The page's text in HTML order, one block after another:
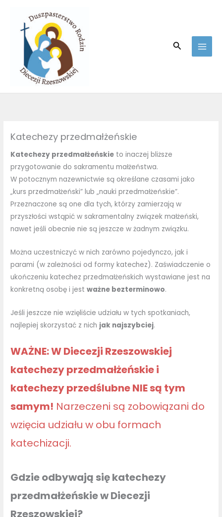
content
Search
Katechezy przedmałżeńskie
Katechezy przedmałżeńskie to inaczej bliższe
przygotowanie do sakramentu małżeństwa.
W potocznym nazewnictwie są określane czasami jako
„kurs przedmałżeński” lub „nauki przedmałżeńskie”.
Przeznaczone są one dla tych, którzy zamierzają w
przyszłości wstąpić w sakramentalny związek małżeński,
nawet jeśli obecnie nie są jeszcze w żadnym związku.
Można uczestniczyć w nich zarówno pojedynczo, jak i
parami (w zależności od formy katechez). Zaświadczenie o
ukończeniu katechez przedmałżeńskich wystawiane jest na
konkretną osobę i jestważne bezterminowo.
Jeśli jeszcze nie wzięliście udziału w tych spotkaniach,
najlepiej skorzystać z nich jak najszybciej.
WAŻNE: W Diecezji Rzeszowskiej
katechezy przedmałżeńskie i
katechezy przedślubne NIE są tym
samym! Narzeczeni są zobowiązani do
wzięcia udziału w obu formach
katechizacji.
Gdzie odbywają się katechezy
przedmałżeńskie w Diecezji
Rzeszowskiej?